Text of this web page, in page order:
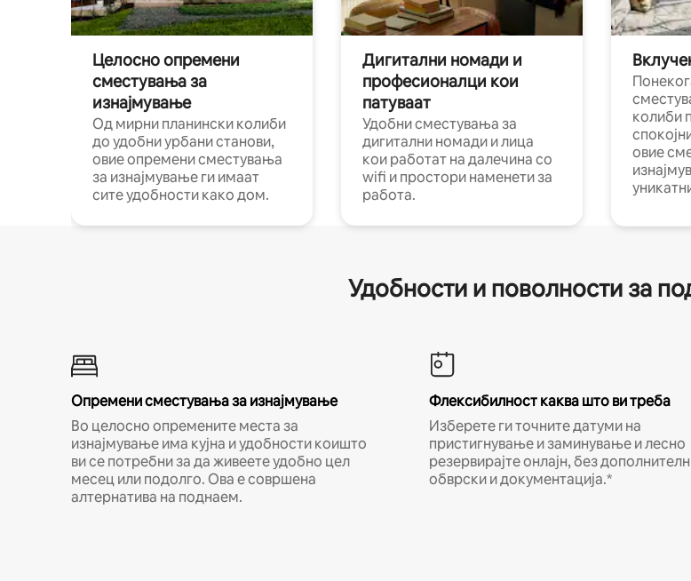
Целосно опремени
сместувања за
изнајмување
Од мирни планински колиби
до удобни урбани станови,
овие опремени сместувања
за изнајмување ги имаат
сите удобности како дом.
Дигитални номади и
професионалци кои
патуваат
Удобни сместувања за
дигитални номади и лица
кои работат на далечина со
wifi и простори наменети за
работа.
колиби
овие
Удобности и поволности за
Опремени сместувања за изнајмување
Во целосно опремените места за
изнајмување има кујна и удобности коишто
ви се потребни за да живеете удобно цел
месец или подолго. Ова е совршена
алтернатива на поднаем.
Флексибилност каква што ви треба
Изберете ги точните датуми на
пристигнување и заминување и лесно
резервирајте онлајн, без
обврски и документација.*